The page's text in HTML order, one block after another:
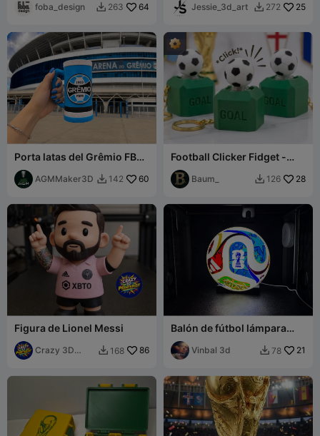
foba_design  263 64
Argentina
Jessie_3d_art  272 25
Porta latas del Grêmio FBPA
con asa
AGMMaker3D  142 60
Football Clicker Fidget -
Copa Mundial 2026
Baum_  126 28
Figura de Lionel Messi
Crazy 3D
 168 86
Balón de fútbol lámpara
FIFA 2026 CFS 12 colores
Vinbal 3d  78 21